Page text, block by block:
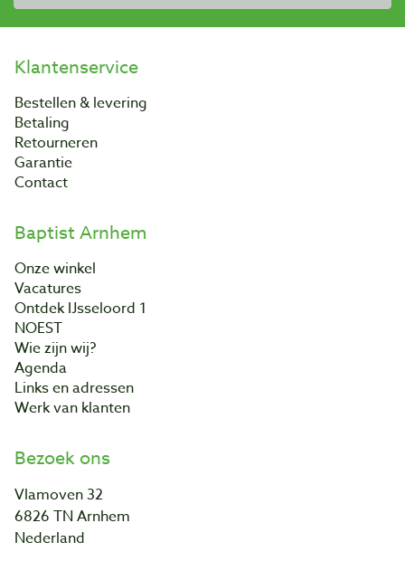
Klantenservice
Bestellen & levering
Betaling
Retourneren
Garantie
Contact
Baptist Arnhem
Onze winkel
Vacatures
Ontdek IJsseloord 1
NOEST
Wie zijn wij?
Agenda
Links en adressen
Werk van klanten
Bezoek ons
Vlamoven 32
6826 TN Arnhem
Nederland